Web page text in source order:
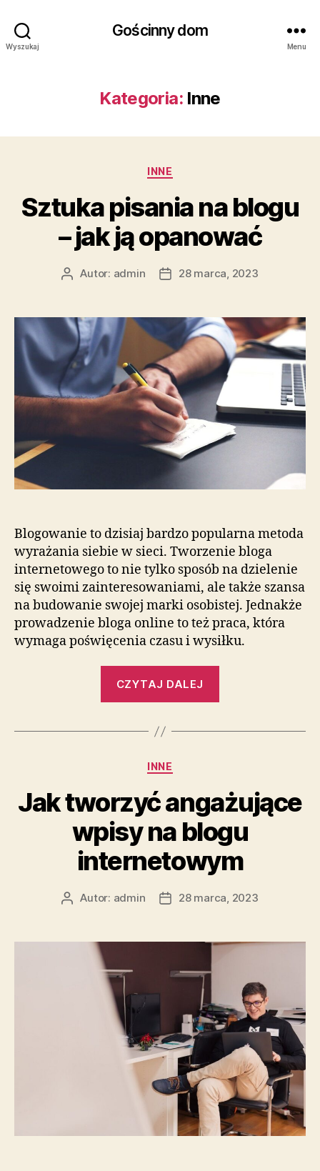
Wyszukaj
Gościnny dom
Menu
Kategoria: Inne
Kategorie
INNE
Sztuka pisania na blogu
– jak ją opanować
AutorAutor: admin
Data28 marca, 2023
Blogowanie to dzisiaj bardzo popularna metoda
wyrażania siebie w sieci. Tworzenie bloga
internetowego to nie tylko sposób na dzielenie
się swoimi zainteresowaniami, ale także szansa
na budowanie swojej marki osobistej. Jednakże
prowadzenie bloga online to też praca, która
wymaga poświęcenia czasu i wysiłku.
CZYTAJ DALEJ
blogu
opanować”
Kategorie
INNE
Jak tworzyć angażujące
wpisy na blogu
internetowym
AutorAutor: admin
Data28 marca, 2023